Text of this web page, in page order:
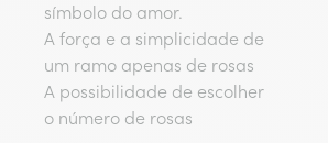
símbolo do amor.
A força e a simplicidade de
um ramo apenas de rosas
A possibilidade de escolher
o número de rosas